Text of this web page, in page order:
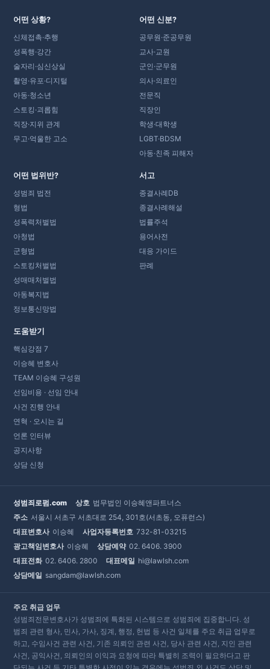
어떤 상황?
신체접촉·추행
성폭행·강간
술자리·심신상실
촬영·유포·디지털
아동·청소년
스토킹·괴롭힘
직장·지위 관계
무고·억울한 고소
어떤 신분?
공무원·준공무원
교사·교원
군인·군무원
의사·의료인
전문직
직장인
학생·대학생
LGBT·BDSM
아동·친족 피해자
어떤 법위반?
성범죄 법전
형법
성폭력처벌법
아청법
군형법
스토킹처벌법
성매매처벌법
아동복지법
정보통신망법
서고
종결사례DB
종결사례해설
법률주석
용어사전
대응 가이드
판례
도움받기
핵심강점 7
이승혜 변호사
TEAM 이승혜 구성원
선임비용 · 선임 안내
사건 진행 안내
연혁 · 오시는 길
언론 인터뷰
공지사항
상담 신청
성범죄로펌.com 상호 법무법인 이승혜앤파트너스
주소 서울시 서초구 서초대로 254, 301호(서초동, 오퓨런스)
대표변호사 이승혜 사업자등록번호 732-81-03215
광고책임변호사 이승혜 상담예약 02. 6406. 3900
대표전화 02. 6406. 2800 대표메일 hi@lawlsh.com
상담메일 sangdam@lawlsh.com
주요 취급 업무
성범죄전문변호사가 성범죄에 특화된 시스템으로 성범죄에 집중합니다. 성
범죄 관련 형사, 민사, 가사, 징계, 행정, 헌법 등 사건 일체를 주요 취급 업무로
하고, 수임사건 관련 사건, 기존 의뢰인 관련 사건, 당사 관련 사건, 지인 관련
사건, 공익사건, 의뢰인의 이익과 요청에 따라 특별히 조력이 필요하다고 판